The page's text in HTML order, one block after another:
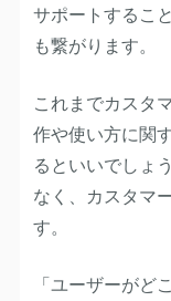
サポートするこ
も繋がります。
これまでカスタ
作や使い方に関
るといいでしょ
なく、カスタマ
す。
「ユーザーがど